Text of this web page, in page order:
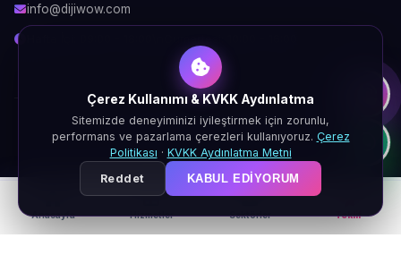
Anasayfa Hizmetler Sektörler Teklif
info@dijiwow.com
© 2026 DijiWOW. Tüm hakları saklıdır.
KVKK
GizlilikÇerez Şartlar
Çerez Kullanımı & KVKK Aydınlatma
Sitemizde deneyiminizi iyileştirmek için zorunlu,
performans ve pazarlama çerezleri kullanıyoruz. Çerez
Politikası · KVKK Aydınlatma Metni
Reddet
KABUL EDIYORUM